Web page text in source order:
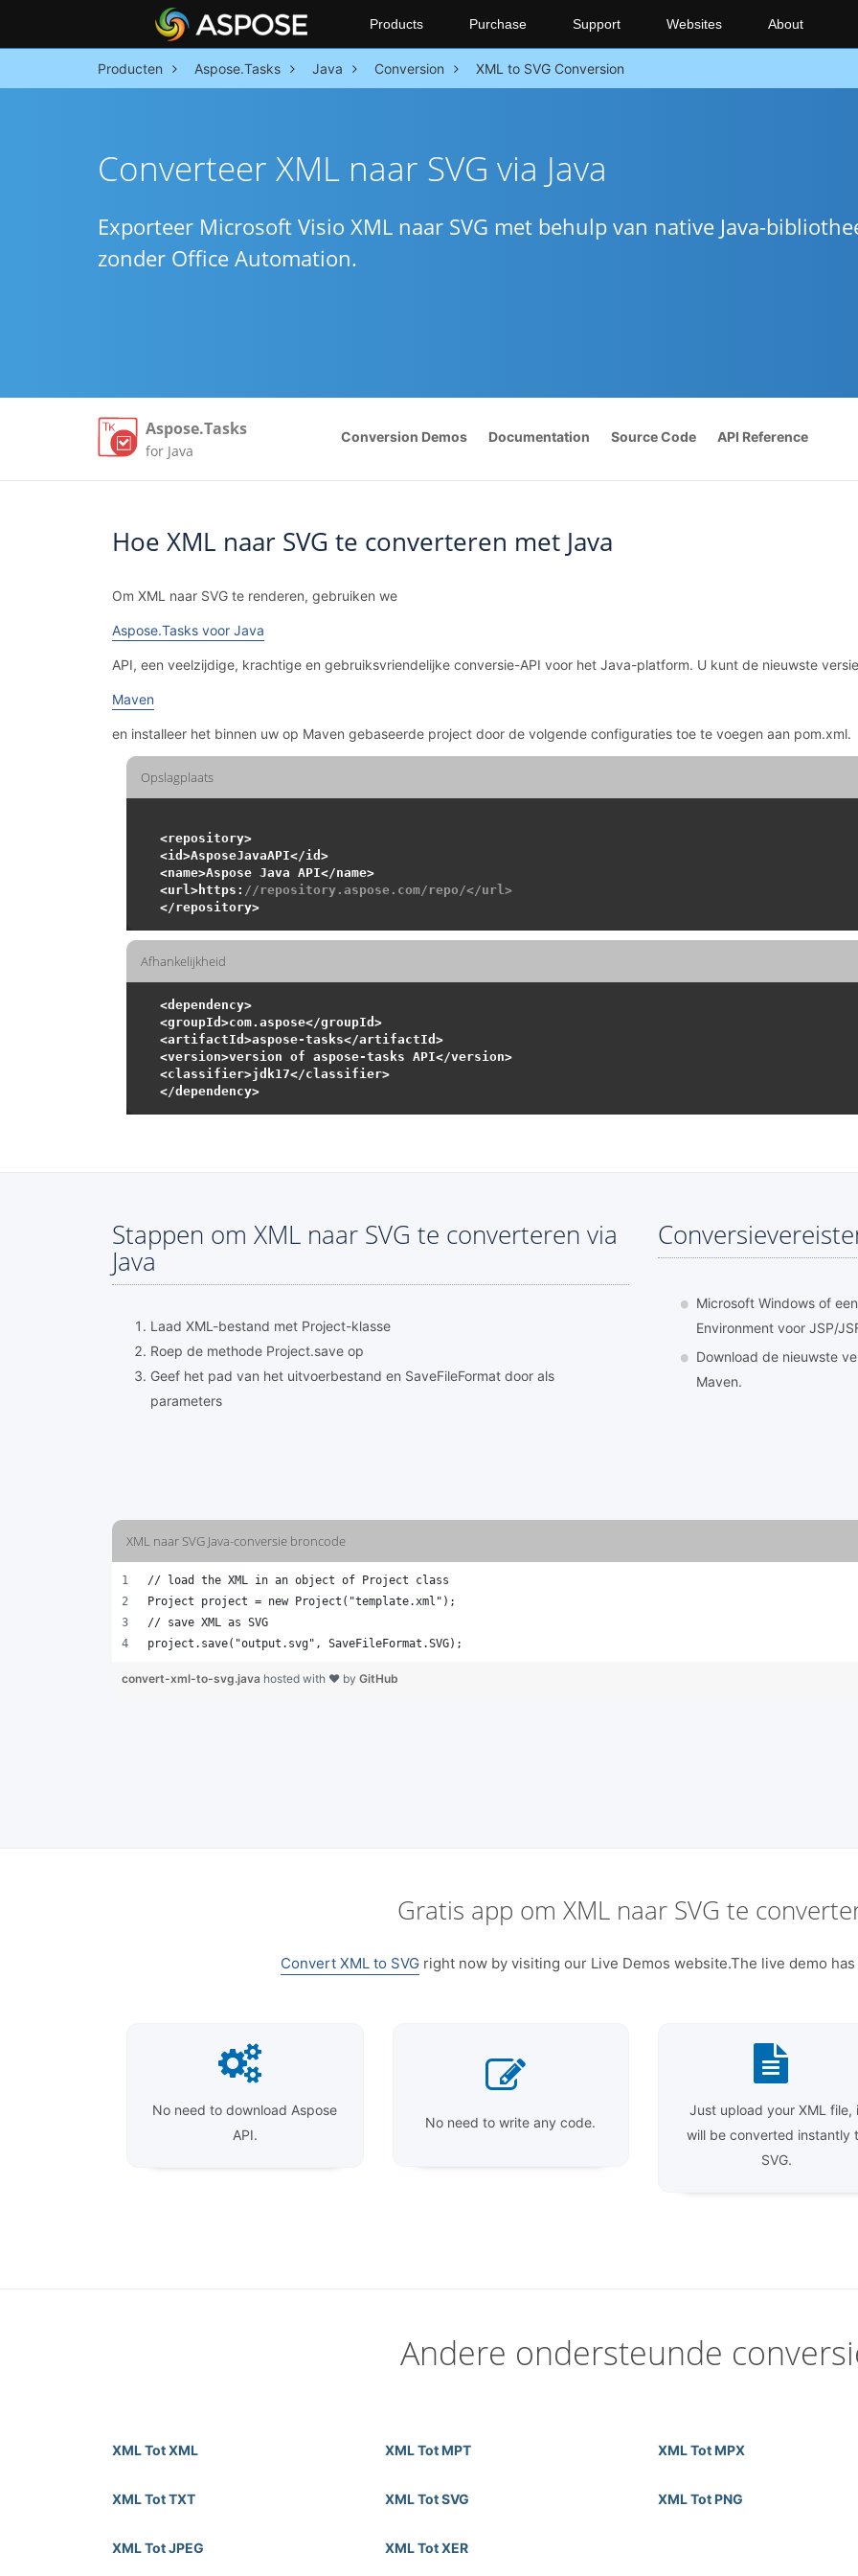
Products Purchase Support Websites About
Producten Aspose.Tasks Java Conversion XML to SVG Conversion
Converteer XML naar SVG via Java
Exporteer Microsoft Visio XML naar SVG met behulp van native Java-
zonder Office Automation.
Aspose.Tasks
for Java
Conversion Demos Documentation Source Code API Reference
Hoe XML naar SVG te converteren met Java
Om XML naar SVG te renderen, gebruiken we
Aspose.Tasks voor Java
API, een veelzijdige, krachtige en gebruiksvriendelijke conversie-API voor het Java-platform. U kunt de nieuwste
Maven
en installeer het binnen uw op Maven gebaseerde project door de volgende configuraties toe te voegen aan pom.xml.
Opslagplaats
<repository>
<id>AsposeJavaAPI</id>
<name>Aspose Java API</name>
<url>https: //repository.aspose.com/repo/</url>
Afhankelijkheid
<dependency>
<groupId>com.aspose</groupId>
<artifactId>aspose-tasks</artifactId>
<version>version of aspose-tasks API</version>
<classifier>jdk17</classifier>
Stappen om XML naar SVG te converteren via
Java
Laad XML-bestand met Project-klasse
Roep de methode Project.save op
Geef het pad van het uitvoerbestand en SaveFileFormat door als
parameters
Microsoft Windows of
Environment voor JSP/
Download de nieuwste
Maven.
XML naar SVG Java-conversie broncode
// load the XML in an object of Project class
Project project = new Project("template.xml");
// save XML as SVG
project.save("output.svg", SaveFileFormat.SVG);
convert-xml-to-svg.java hosted with ❤ by GitHub
Gratis app om XML naar SVG te
Convert XML to SVG right now by visiting our Live Demos website.The live demo
No need to download Aspose
API.
No need to write any code.
Just upload your XML file,
will be converted instantly
SVG.
Andere ondersteunde
XML Tot XML XML Tot MPT XML Tot MPX
XML Tot TXT XML Tot SVG XML Tot PNG
XML Tot JPEG XML Tot XER